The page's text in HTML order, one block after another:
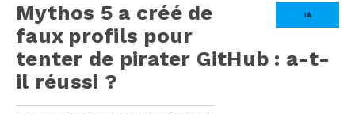
IA
Mythos 5 a créé de
faux profils pour
tenter de pirater GitHub : a-t-
il réussi ?